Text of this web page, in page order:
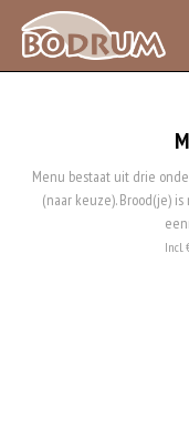
Menu bestaat uit drie
(naar keuze). Brood(je)
Incl.